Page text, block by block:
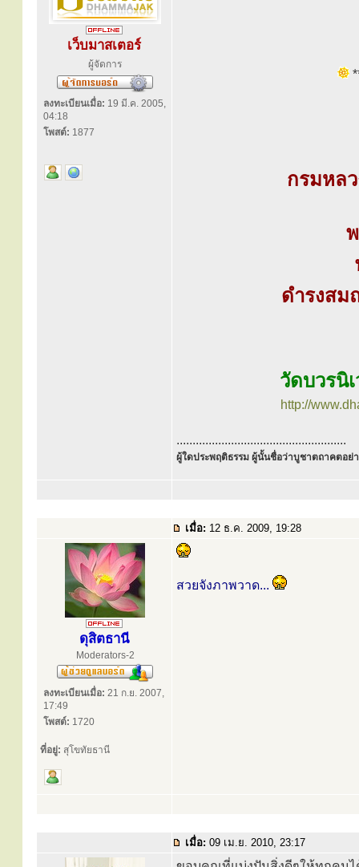
เว็บมาสเตอร์
ผู้จัดการ
ลงทะเบียนเมื่อ: 19 มี.ค. 2005,
04:18
โพสต์: 1877
กรมหล
ดำรงส
วัดบวรนิ
http://
.....................................................
ผู้ใดประพฤติธรรม ผู้นั้นชื่อว่าบูชาตถาคตอย่า
เมื่อ: 12 ธ.ค. 2009, 19:28
ดุสิตธานี
Moderators-2
ลงทะเบียนเมื่อ: 21 ก.ย. 2007,
17:49
โพสต์: 1720
ที่อยู่: สุโขทัยธานี
สวยจังภาพวาด...
เมื่อ: 09 เม.ย. 2010, 23:17